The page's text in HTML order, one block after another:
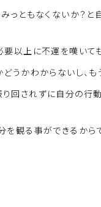
みっともなくないか？
要以上に不運を嘆いて
どうかわからないし、
回されずに自分の行
を観る事ができるから